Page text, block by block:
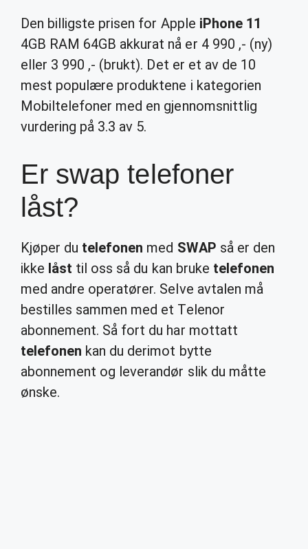
Den billigste prisen for Apple iPhone 11
4GB RAM 64GB akkurat nå er 4 990 ,- (ny)
eller 3 990 ,- (brukt). Det er et av de 10
mest populære produktene i kategorien
Mobiltelefoner med en gjennomsnittlig
vurdering på 3.3 av 5.
Er swap telefoner
låst?
Kjøper du telefonen med SWAP så er den
ikke låst til oss så du kan bruke telefonen
med andre operatører. Selve avtalen må
bestilles sammen med et Telenor
abonnement. Så fort du har mottatt
telefonen kan du derimot bytte
abonnement og leverandør slik du måtte
ønske.